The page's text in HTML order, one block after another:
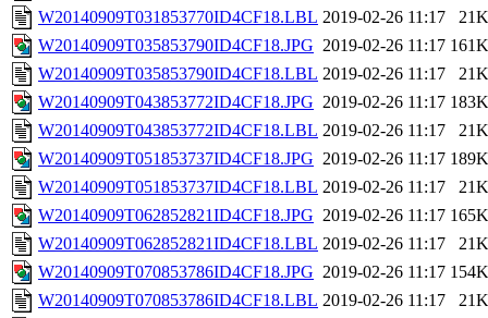
W20140909T031853770ID4CF18.LBL 2019-02-26 11:17
21K
W20140909T035853790ID4CF18.JPG 2019-02-26 11:17 161K
W20140909T035853790ID4CF18.LBL 2019-02-26 11:17
21K
W20140909T043853772ID4CF18.JPG 2019-02-26 11:17 183K
W20140909T043853772ID4CF18.LBL 2019-02-26 11:17
21K
W20140909T051853737ID4CF18.JPG 2019-02-26 11:17 189K
W20140909T051853737ID4CF18.LBL 2019-02-26 11:17
21K
W20140909T062852821ID4CF18.JPG 2019-02-26 11:17 165K
W20140909T062852821ID4CF18.LBL 2019-02-26 11:17
21K
W20140909T070853786ID4CF18.JPG 2019-02-26 11:17 154K
W20140909T070853786ID4CF18.LBL 2019-02-26 11:17
21K